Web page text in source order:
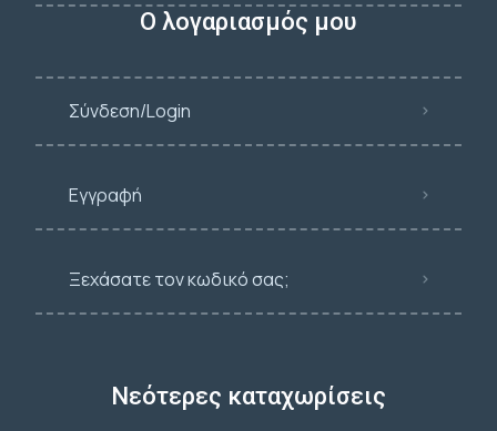
Ο λογαριασμός μου
Σύνδεση/Login
Εγγραφή
Ξεχάσατε τον κωδικό σας;
Νεότερες καταχωρίσεις